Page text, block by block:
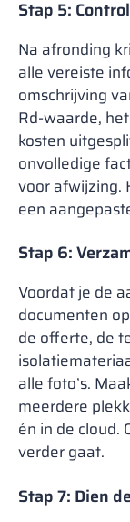
Stap 5:
Na afronding
alle vereiste
omschrijving
Rd-waarde,
kosten
onvolledige
voor afwijzing.
een
Stap 6:
Voordat je de
documenten
de offerte, de
alle foto’s.
meerdere
én in de cloud.
verder gaat.
Stap 7: Dien